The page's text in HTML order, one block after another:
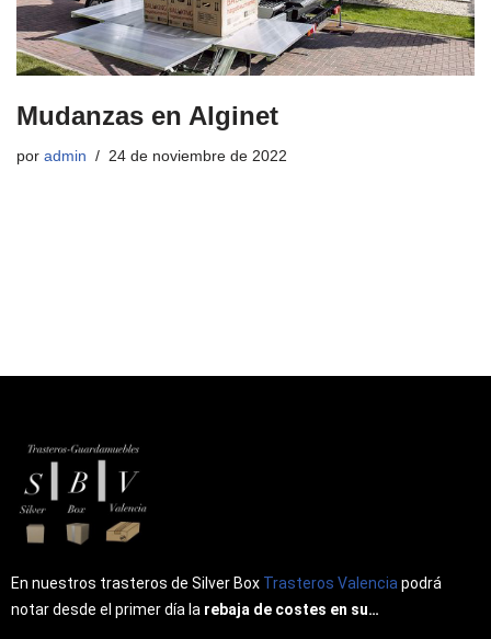
Mudanzas en Alginet
por admin 24 de noviembre de 2022
En nuestros trasteros de Silver Box Trasteros Valenciapodrá
notar desde el primer día la rebaja de costes en su…